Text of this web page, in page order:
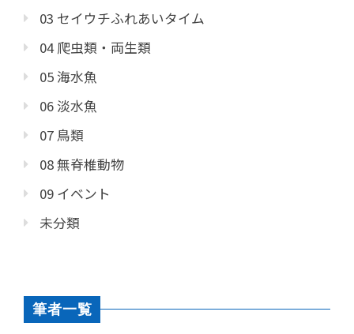
03 セイウチふれあいタイム
04 爬虫類・両生類
05 海水魚
06 淡水魚
07 鳥類
08 無脊椎動物
09 イベント
未分類
筆者一覧